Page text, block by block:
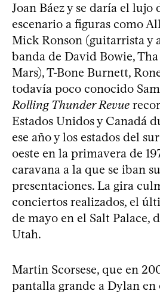
Joan Báez y se daría el lujo
escenario a figuras como
Mick Ronson (guitarrista y
banda de David Bowie,
Mars), T-Bone Burnett,
todavía poco conocido
Rolling Thunder Revue
Estados Unidos y Canadá
ese año y los estados del
oeste en la primavera de
caravana a la que se iban
presentaciones. La gira
conciertos realizados, el
de mayo en el Salt Palace,
Utah.
Martin Scorsese, que en
pantalla grande a Dylan